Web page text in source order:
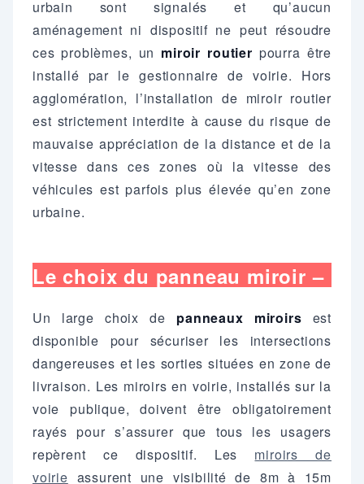
urbain sont signalés et qu’aucun
aménagement ni dispositif ne peut résoudre
ces problèmes, un miroir routier pourra être
installé par le gestionnaire de voirie. Hors
agglomération, l’installation de miroir routier
est strictement interdite à cause du risque de
mauvaise appréciation de la distance et de la
vitesse dans ces zones où la vitesse des
véhicules est parfois plus élevée qu’en zone
urbaine.
Le choix du panneau miroir –
sécuriser votre espace routier
Un large choix de panneaux miroirs est
disponible pour sécuriser les intersections
dangereuses et les sorties situées en zone de
livraison. Les miroirs en voirie, installés sur la
voie publique, doivent être obligatoirement
rayés pour s’assurer que tous les usagers
repèrent ce dispositif. Les miroirs de
voirie assurent une visibilité de 8m à 15m